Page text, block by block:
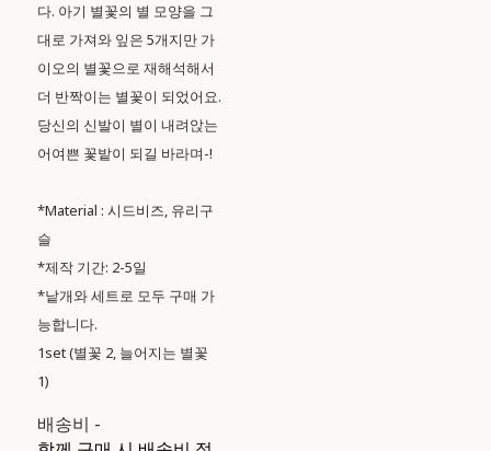
다. 아기 별꽃의 별 모양을 그
대로 가져와 잎은 5개지만 가
이오의 별꽃으로 재해석해서
더 반짝이는 별꽃이 되었어요.
당신의 신발이 별이 내려앉는
어여쁜 꽃밭이 되길 바라며-!
*Material : 시드비즈, 유리구
슬
*제작 기간: 2-5일
*낱개와 세트로 모두 구매 가
능합니다.
1set (별꽃 2, 늘어지는 별꽃
1)
배송비 -